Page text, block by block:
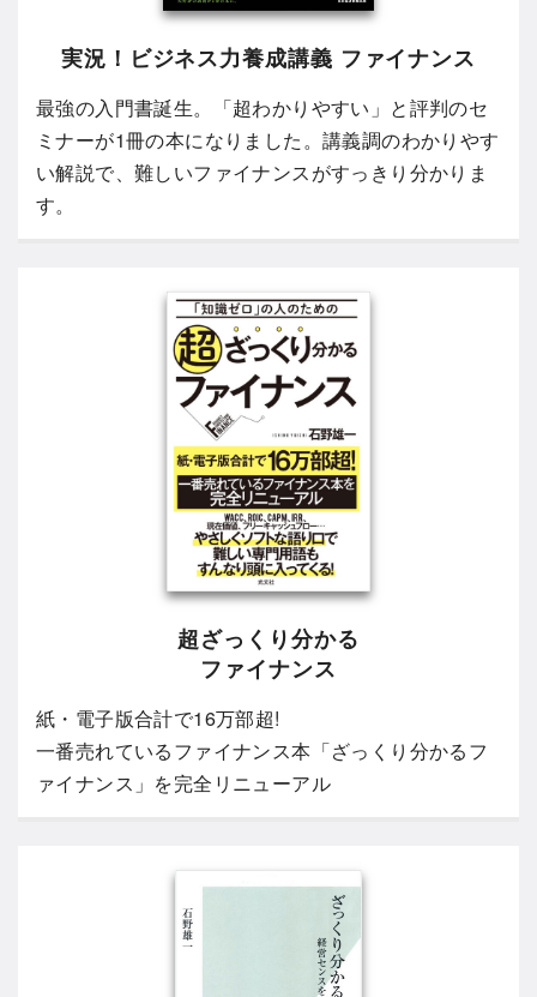
実況！ビジネス力養成講義 ファイナンス
最強の入門書誕生。「超わかりやすい」と評判のセ
ミナーが1冊の本になりました。講義調のわかりやす
い解説で、難しいファイナンスがすっきり分かりま
す。
超ざっくり分かる
ファイナンス
紙・電子版合計で16万部超!
一番売れているファイナンス本「ざっくり分かるフ
ァイナンス」を完全リニューアル